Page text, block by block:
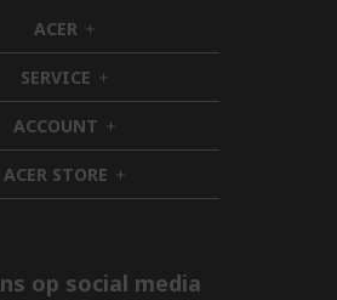
ACER h
i
d
d
e
n
SERVICE h
i
d
e
n
ACCOUNT h
i
d
d
ACER STORE h
i
e
op social media